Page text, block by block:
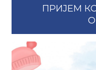
ПРИЈЕМ